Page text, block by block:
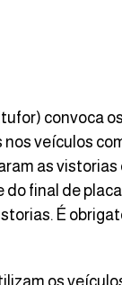
convoca
veículos
as
final de
É
os